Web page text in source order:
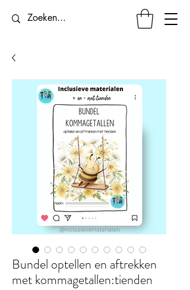
Bundel optellen en aftrekken
met kommagetallen:tienden